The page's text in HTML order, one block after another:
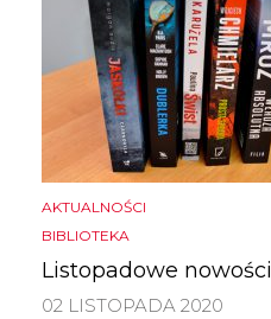
AKTUALNOŚCI
BIBLIOTEKA
Listopadowe nowości
02 LISTOPADA 2020